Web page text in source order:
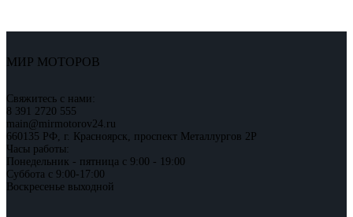
МИР МОТОРОВ
Свяжитесь с нами:
8 391 2720 555
main@mirmotorov24.ru
660135 РФ, г. Красноярск, проспект Металлургов 2Р
Часы работы:
Понедельник - пятница с 9:00 - 19:00
Суббота с 9:00-17:00
Воскресенье выходной